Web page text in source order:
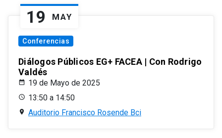
19 MAY
Conferencias
Diálogos Públicos EG+ FACEA | Con Rodrigo
Valdés
19 de Mayo de 2025
13:50 a 14:50
Auditorio Francisco Rosende Bci